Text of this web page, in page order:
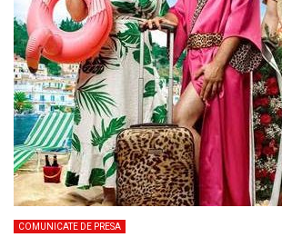
COMUNICATE DE PRESA